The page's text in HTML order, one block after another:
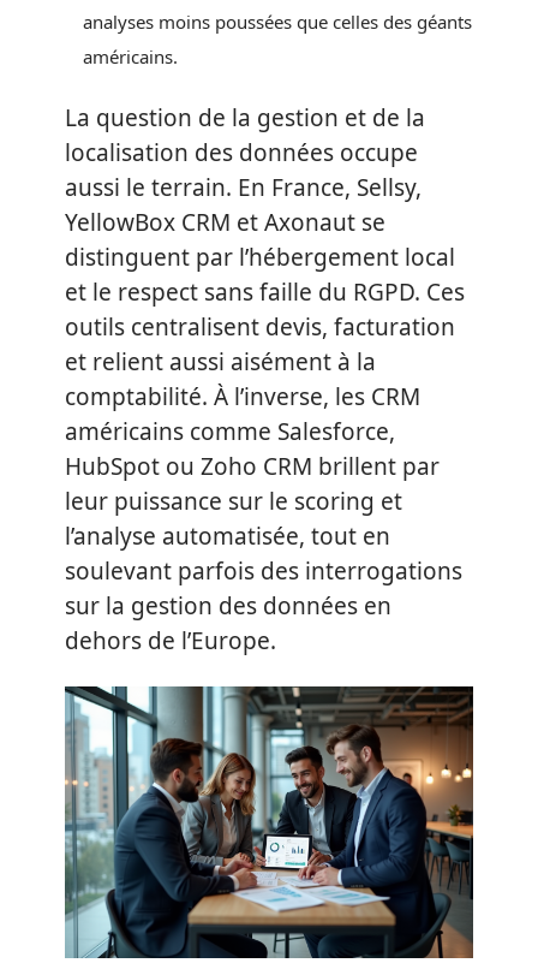
analyses moins poussées que celles des géants
américains.
La question de la gestion et de la
localisation des données occupe
aussi le terrain. En France, Sellsy,
YellowBox CRM et Axonaut se
distinguent par l’hébergement local
et le respect sans faille du RGPD. Ces
outils centralisent devis, facturation
et relient aussi aisément à la
comptabilité. À l’inverse, les CRM
américains comme Salesforce,
HubSpot ou Zoho CRM brillent par
leur puissance sur le scoring et
l’analyse automatisée, tout en
soulevant parfois des interrogations
sur la gestion des données en
dehors de l’Europe.